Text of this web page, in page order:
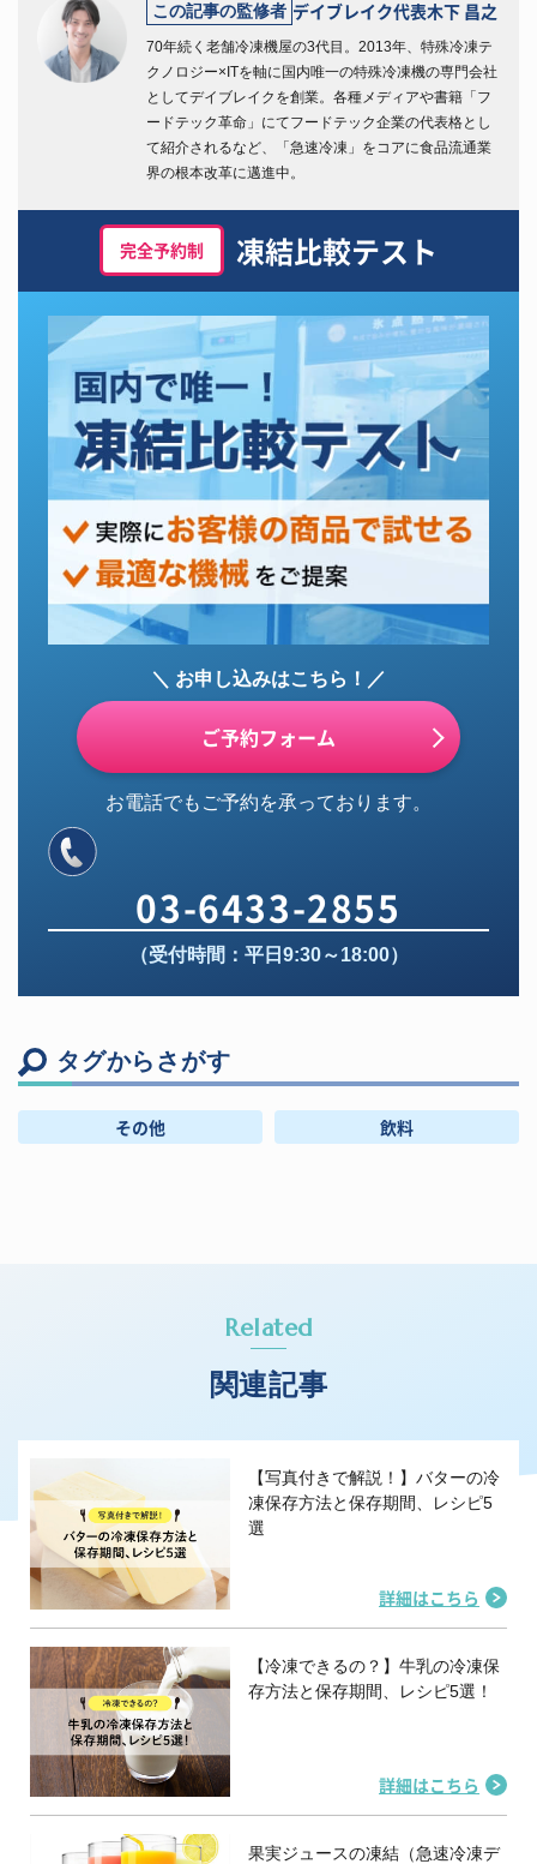
この記事の監修者 デイブレイク代表木下 昌之
70年続く老舗冷凍機屋の3代目。2013年、特殊冷凍テ
クノロジー×ITを軸に国内唯一の特殊冷凍機の専門会社
としてデイブレイクを創業。各種メディアや書籍「フ
ードテック革命」にてフードテック企業の代表格とし
て紹介されるなど、「急速冷凍」をコアに食品流通業
界の根本改革に邁進中。
完全予約制 凍結比較テスト
＼ お申し込みはこちら！／
ご予約フォーム
お電話でもご予約を承っております。
03-6433-2855
（受付時間：平日9:30～18:00）
タグからさがす
その他 飲料
Related
関連記事
【写真付きで解説！】バターの冷
凍保存方法と保存期間、レシピ5
選
詳細はこちら
【冷凍できるの？】牛乳の冷凍保
存方法と保存期間、レシピ5選！
詳細はこちら
果実ジュースの凍結（急速冷凍デ